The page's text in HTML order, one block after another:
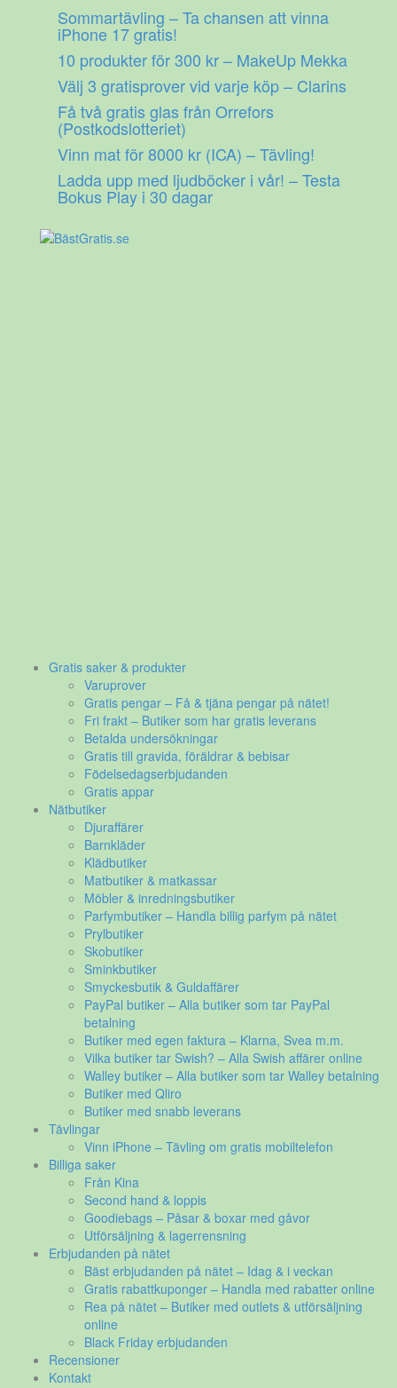
Sommartävling – Ta chansen att vinna
iPhone 17 gratis!
10 produkter för 300 kr – MakeUp Mekka
Välj 3 gratisprover vid varje köp – Clarins
Få två gratis glas från Orrefors
(Postkodslotteriet)
Vinn mat för 8000 kr (ICA) – Tävling!
Ladda upp med ljudböcker i vår! – Testa
Bokus Play i 30 dagar
Gratis saker & produkter
Varuprover
Gratis pengar – Få & tjäna pengar på nätet!
Fri frakt – Butiker som har gratis leverans
Betalda undersökningar
Gratis till gravida, föräldrar & bebisar
Födelsedagserbjudanden
Gratis appar
Nätbutiker
Djuraffärer
Barnkläder
Klädbutiker
Matbutiker & matkassar
Möbler & inredningsbutiker
Parfymbutiker – Handla billig parfym på nätet
Prylbutiker
Skobutiker
Sminkbutiker
Smyckesbutik & Guldaffärer
PayPal butiker – Alla butiker som tar PayPal
betalning
Butiker med egen faktura – Klarna, Svea m.m.
Vilka butiker tar Swish? – Alla Swish affärer online
Walley butiker – Alla butiker som tar Walley betalning
Butiker med Qliro
Butiker med snabb leverans
Tävlingar
Vinn iPhone – Tävling om gratis mobiltelefon
Billiga saker
Från Kina
Second hand & loppis
Goodiebags – Påsar & boxar med gåvor
Utförsäljning & lagerrensning
Erbjudanden på nätet
Bäst erbjudanden på nätet – Idag & i veckan
Gratis rabattkuponger – Handla med rabatter online
Rea på nätet – Butiker med outlets & utförsäljning
online
Black Friday erbjudanden
Recensioner
Kontakt